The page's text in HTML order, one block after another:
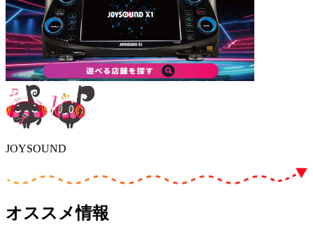
JOYSOUND
オススメ情報